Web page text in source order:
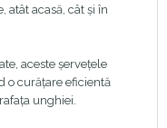
acasă, cât și în
aceste șervețele
o curățare eficientă
unghiei.